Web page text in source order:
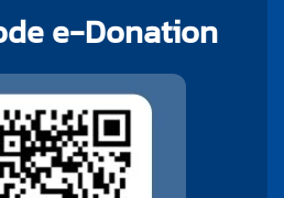
e-Donation